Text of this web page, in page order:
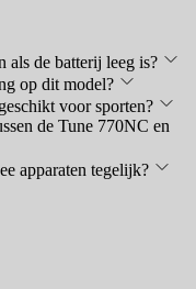
de batterij leeg is?
op dit model?
voor sporten?
de Tune 770NC en
apparaten tegelijk?